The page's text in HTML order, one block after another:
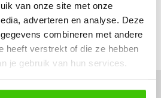
van onze site met onze
adverteren en analyse. Deze
combineren met andere
heeft verstrekt of die ze hebben
je gebruik van hun services.